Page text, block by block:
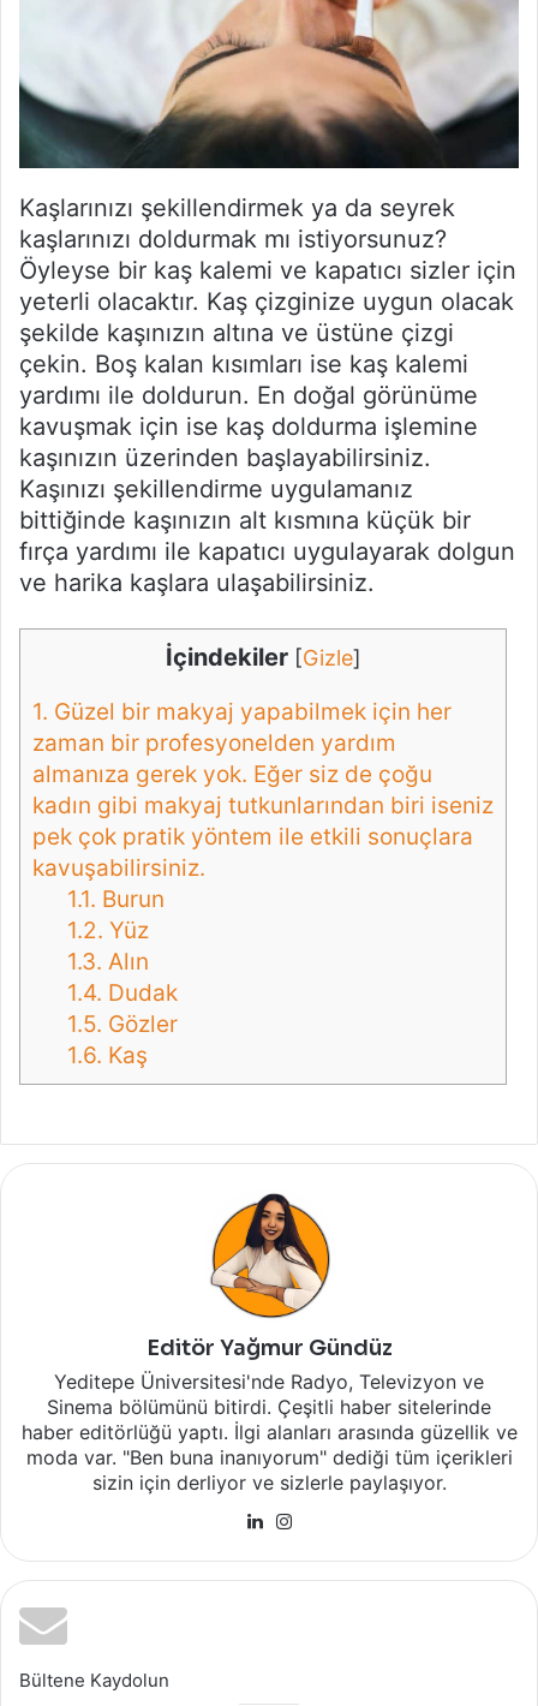
Kaşlarınızı şekillendirmek ya da seyrek
kaşlarınızı doldurmak mı istiyorsunuz?
Öyleyse bir kaş kalemi ve kapatıcı sizler için
yeterli olacaktır. Kaş çizginize uygun olacak
şekilde kaşınızın altına ve üstüne çizgi
çekin. Boş kalan kısımları ise kaş kalemi
yardımı ile doldurun. En doğal görünüme
kavuşmak için ise kaş doldurma işlemine
kaşınızın üzerinden başlayabilirsiniz.
Kaşınızı şekillendirme uygulamanız
bittiğinde kaşınızın alt kısmına küçük bir
fırça yardımı ile kapatıcı uygulayarak dolgun
ve harika kaşlara ulaşabilirsiniz.
İçindekiler [Gizle]
1. Güzel bir makyaj yapabilmek için her
zaman bir profesyonelden yardım
almanıza gerek yok. Eğer siz de çoğu
kadın gibi makyaj tutkunlarından biri iseniz
pek çok pratik yöntem ile etkili sonuçlara
kavuşabilirsiniz.
1.1. Burun
1.2. Yüz
1.3. Alın
1.4. Dudak
1.5. Gözler
1.6. Kaş
Editör Yağmur Gündüz
Yeditepe Üniversitesi'nde Radyo, Televizyon ve
Sinema bölümünü bitirdi. Çeşitli haber sitelerinde
haber editörlüğü yaptı. İlgi alanları arasında güzellik ve
moda var. "Ben buna inanıyorum" dediği tüm içerikleri
sizin için derliyor ve sizlerle paylaşıyor.
LinkedIn
Bültene Kaydolun